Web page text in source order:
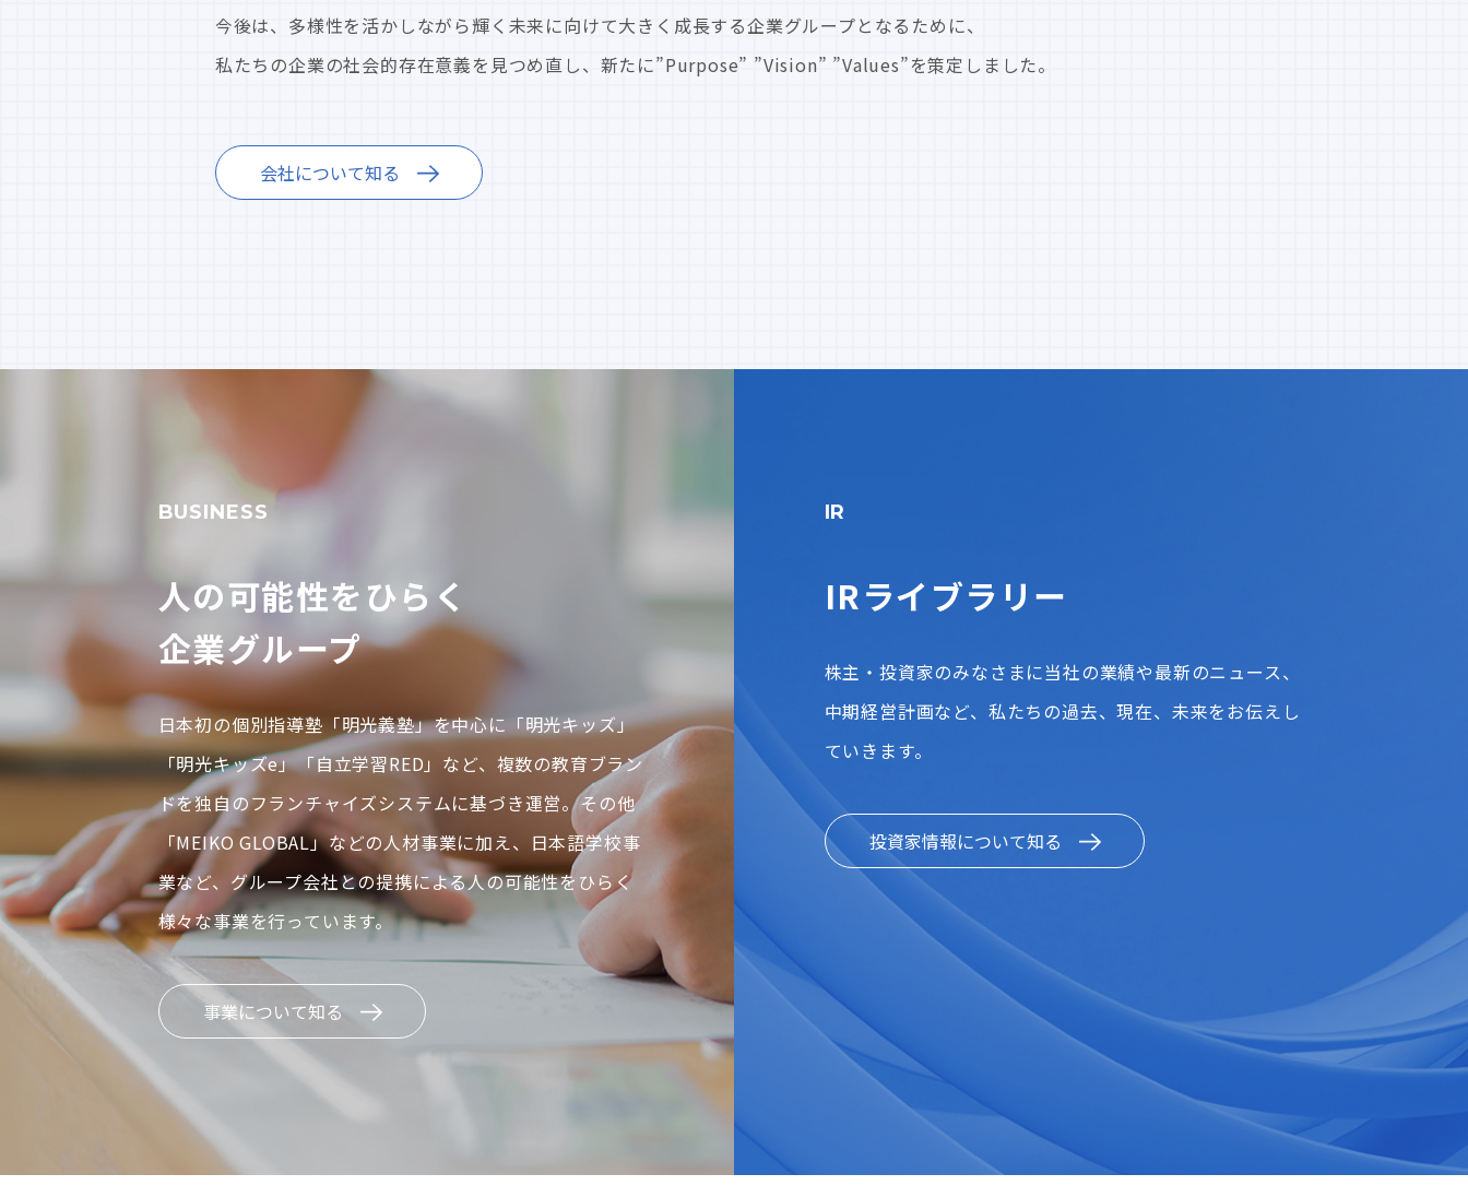
今後は、多様性を活かしながら輝く未来に向けて大きく成長する企業グループとなるために、
私たちの企業の社会的存在意義を見つめ直し、新たに”Purpose” ”Vision” ”Values”を策定しました。
会社について知る
BUSINESS
人の可能性をひらく
企業グループ
日本初の個別指導塾「明光義塾」を中心に「明光キッズ」
「明光キッズe」「自立学習RED」など、複数の教育ブラン
ドを独自のフランチャイズシステムに基づき運営。その他
「MEIKO GLOBAL」などの人材事業に加え、日本語学校事
業など、グループ会社との提携による人の可能性をひらく
様々な事業を行っています。
事業について知る
IR
IRライブラリー
株主・投資家のみなさまに当社の業績や最新のニュース、
中期経営計画など、私たちの過去、現在、未来をお伝えし
ていきます。
投資家情報について知る